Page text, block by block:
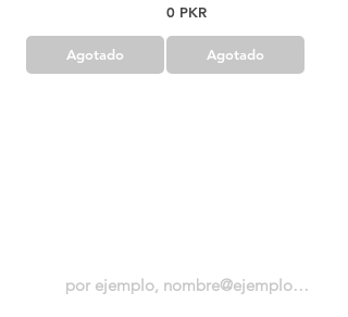
Agotado
Precio
0 PKR
Agotado